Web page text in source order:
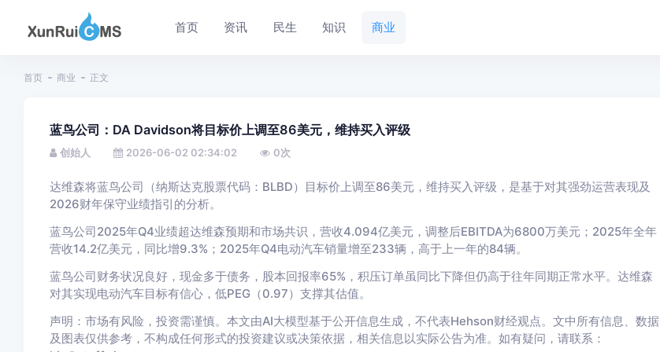
首页 资讯 民生 知识 商业
首页 商业 正文
蓝鸟公司：DA Davidson将目标价上调至86美元，维持买入评级
创始人 2026-06-02 02:34:02 0次
达维森将蓝鸟公司（纳斯达克股票代码：BLBD）目标价上调至86美元，维持买入评级，是基于对其强劲运营表现及
2026财年保守业绩指引的分析。
蓝鸟公司2025年Q4业绩超达维森预期和市场共识，营收4.094亿美元，调整后EBITDA为6800万美元；2025年全年
营收14.2亿美元，同比增9.3%；2025年Q4电动汽车销量增至233辆，高于上一年的84辆。
蓝鸟公司财务状况良好，现金多于债务，股本回报率65%，积压订单虽同比下降但仍高于往年同期正常水平。达维森
对其实现电动汽车目标有信心，低PEG（0.97）支撑其估值。
声明：市场有风险，投资需谨慎。本文由AI大模型基于公开信息生成，不代表Hehson财经观点。文中所有信息、数据
及图表仅供参考，不构成任何形式的投资建议或决策依据，相关信息以实际公告为准。如有疑问，请联系：